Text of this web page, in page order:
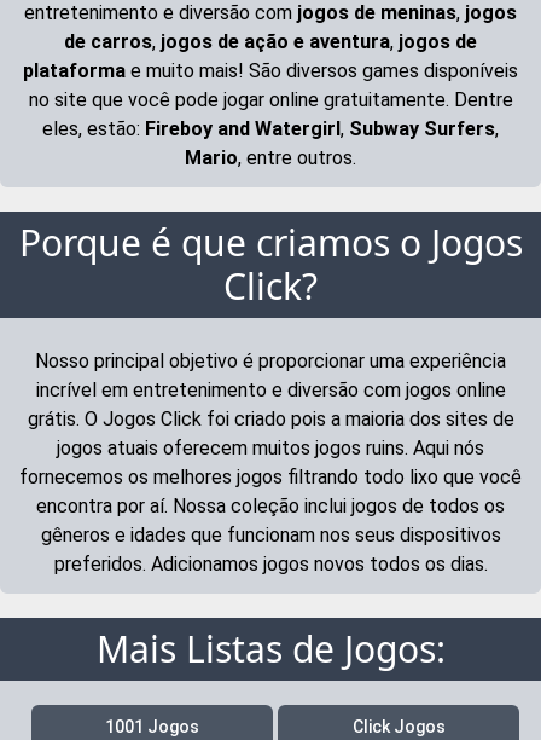
entretenimento e diversão com jogos de meninas, jogos
de carros, jogos de ação e aventura, jogos de
plataforma e muito mais! São diversos games disponíveis
no site que você pode jogar online gratuitamente. Dentre
eles, estão: Fireboy and Watergirl, Subway Surfers,
Mario, entre outros.
Porque é que criamos o Jogos
Click?
Nosso principal objetivo é proporcionar uma experiência
incrível em entretenimento e diversão com jogos online
grátis. O Jogos Click foi criado pois a maioria dos sites de
jogos atuais oferecem muitos jogos ruins. Aqui nós
fornecemos os melhores jogos filtrando todo lixo que você
encontra por aí. Nossa coleção inclui jogos de todos os
gêneros e idades que funcionam nos seus dispositivos
preferidos. Adicionamos jogos novos todos os dias.
Mais Listas de Jogos:
1001 Jogos Click Jogos